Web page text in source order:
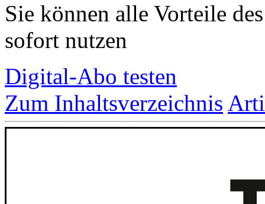
Sie können alle Vorteile
sofort nutzen
Digital-Abo testen
Zum Inhaltsverzeichnis